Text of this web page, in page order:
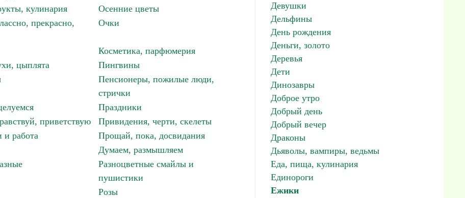
кулинария
Осенние цветы
прекрасно,
Очки
Косметика, парфюмерия
цыплята
Пингвины
Пенсионеры, пожилые люди,
стрички
Праздники
приветствую
Привидения, черти, скелеты
и работа
Прощай, пока, досвидания
Думаем, размышляем
Разноцветные смайлы и
пушистики
Розы
Девушки
Дельфины
День рождения
Деньги, золото
Деревья
Дети
Динозавры
Доброе утро
Добрый день
Добрый вечер
Драконы
Дьяволы, вампиры, ведьмы
Еда, пища, кулинария
Единороги
Ежики